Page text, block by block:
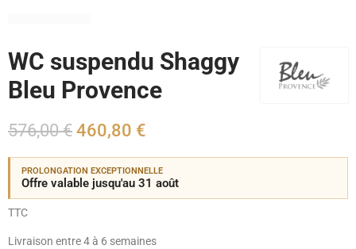
WC suspendu Shaggy
Bleu Provence
576,00 € 460,80 €
PROLONGATION EXCEPTIONNELLE
Offre valable jusqu'au 31 août
TTC
Livraison entre 4 à 6 semaines